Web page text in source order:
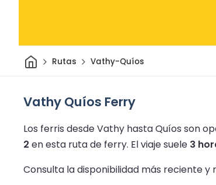
InicioRutas Vathy-Quíos
Vathy Quíos Ferry
Los ferris desde Vathy hasta Quíos son
2 en esta ruta de ferry. El viaje suele 3
Consulta la disponibilidad más reciente